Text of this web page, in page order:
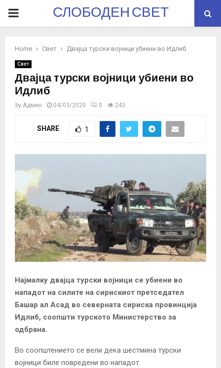
PRIMARYСЛОБОДЕН СВЕТ
Home Свет Двајца турски војници убиени во Идлиб
Свет
Двајца турски војници убиени во
Идлиб
by Админ 04/03/2020 0 243
SHARE 1
Најмалку двајца турски војници се убиени во
нападот на силите на сирискиот претседател
Башар ал Асад во северната сириска провинција
Идлиб, соопшти турското Министерство за
одбрана.
Во соопштението се вели дека шестмина турски
војници биле повредени во нападот.